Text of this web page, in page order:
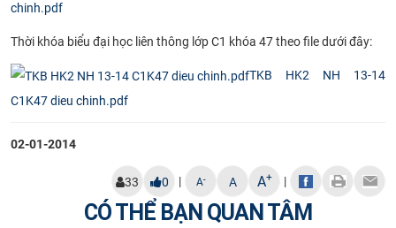
HTQT
CỰU NGƯỜI HỌC
chinh.pdf
Thời khóa biểu đại học liên thông lớp C1 khóa 47 theo file dưới đây:
TKB HK2 NH 13-14
C1K47 dieu chinh.pdf
02-01-2014
33 0 | A- A A+ |
CÓ THỂ BẠN QUAN TÂM